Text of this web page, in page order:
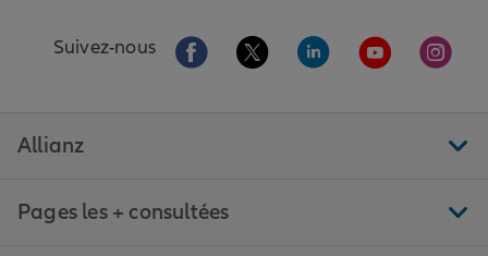
Suivez-nous Aller sur la page Facebook de Allianz
Aller sur la page Twitter de
Aller sur la page
Aller sur la
Aller
Allianz
Pages les + consultées